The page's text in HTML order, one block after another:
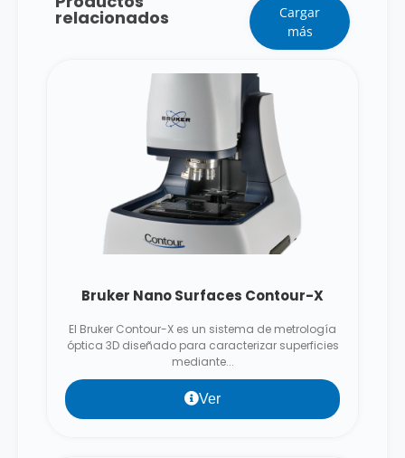
relacionados
Cargar
más
Bruker Nano Surfaces Contour-X
El Bruker Contour-X es un sistema de metrología
óptica 3D diseñado para caracterizar superficies
mediante...
Ver